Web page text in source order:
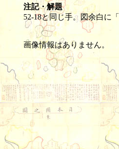
注記・解題
52-18と同じ手。図余白に
画像情報はありません。